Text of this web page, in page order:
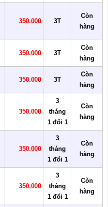
350.000 3T
Còn
hàng
350.000 3T
Còn
hàng
350.000 3T
Còn
hàng
350.000
3
tháng
1 đổi 1
Còn
hàng
350.000
3
tháng
1 đổi 1
Còn
hàng
350.000
3
tháng
1 đổi 1
Còn
hàng